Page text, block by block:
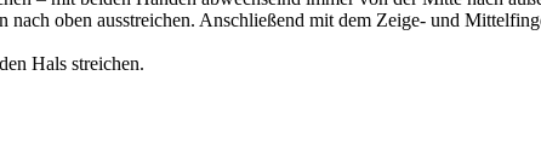
nach oben ausstreichen. Anschließend mit dem Zeige- und
Hals streichen.